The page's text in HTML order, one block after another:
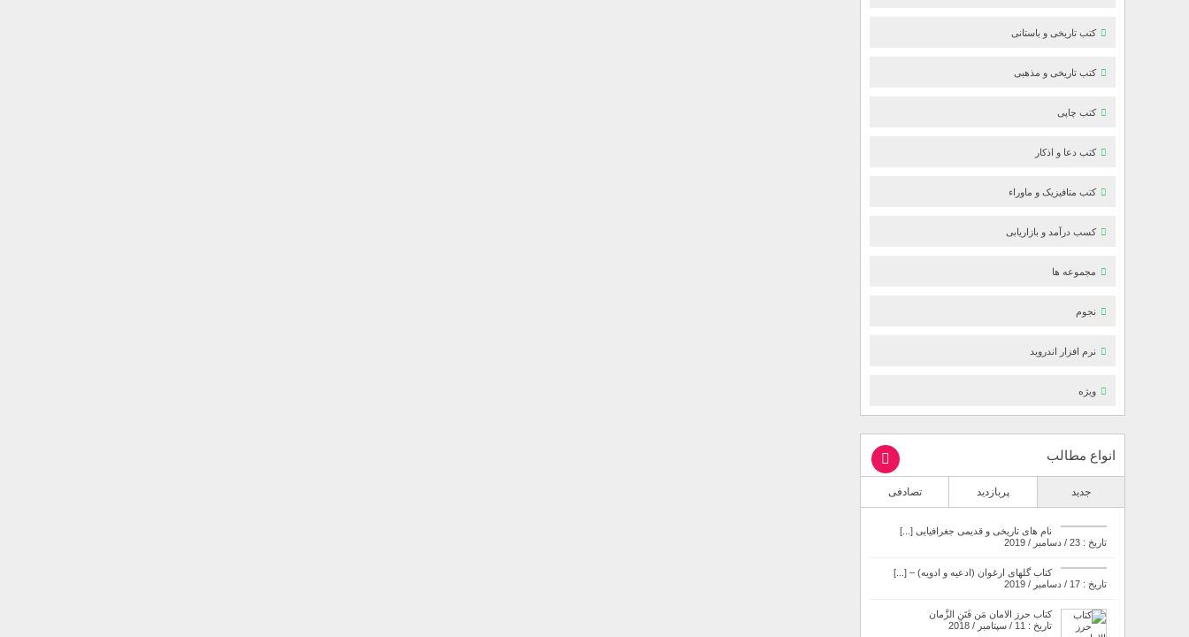
کتب تاریخی و باستانی
کتب تاریخی و مذهبی
کتب چاپی
کتب دعا و اذکار
کتب متافیزیک و ماوراء
کسب درآمد و بازاریابی
مجموعه ها
نجوم
نرم افزار اندروید
ویژه
انواع مطالب
جدید پربازدید تصادفی
نام های تاریخی و قدیمی جغرافیایی [...]
تاریخ : 23 / دسامبر / 2019
کتاب گلهای ارغوان (ادعیه و ادویه) – [...]
تاریخ : 17 / دسامبر / 2019
کتاب حرز الامان مَن فَتَنِ الزَّمان
تاریخ : 11 / سپتامبر / 2018